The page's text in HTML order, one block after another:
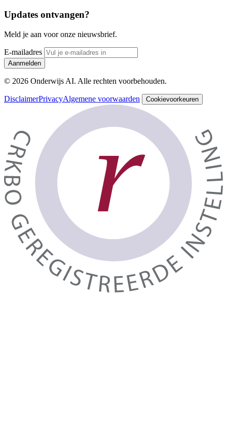
Updates ontvangen?
Meld je aan voor onze nieuwsbrief.
E-mailadres
Aanmelden
© 2026 Onderwijs AI. Alle rechten voorbehouden.
DisclaimerPrivacyAlgemene voorwaarden Cookievoorkeuren